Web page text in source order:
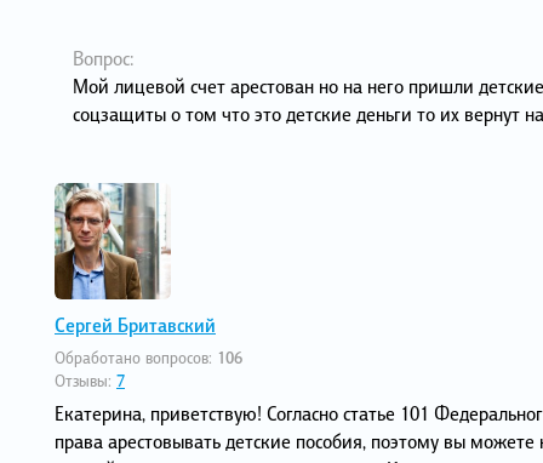
Вопрос:
Мой лицевой счет арестован но на него пришли
соцзащиты о том что это детские деньги то их вернут
Сергей Бритавский
Обработано вопросов: 106
Отзывы: 7
Екатерина, приветствую! Согласно статье 101
права арестовывать детские пособия, поэтому вы